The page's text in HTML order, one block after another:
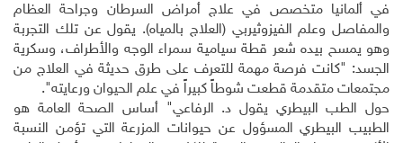
في ألمانيا متخصص في علاج أمراض السرطان وجراحة العظام
والمفاصل وعلم الفيزوثيربي (العلاج بالمياه). يقول عن تلك التجربة
وهو يمسح بيده شعر قطة سيامية سمراء الوجه والأطراف، وسكرية
الجسد: "كانت فرصة مهمة للتعرف على طرق حديثة في العلاج من
مجتمعات متقدمة قطعت شوطاً كبيراً في علم الحيوان ورعايته".
حول الطب البيطري يقول د. الرفاعي" أساس الصحة العامة هو
الطبيب البيطري المسؤول عن حيوانات المزرعة التي تؤمن النسبة